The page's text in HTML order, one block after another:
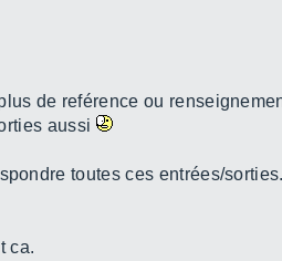
de reférence ou
aussi
toutes ces entrées/sorties.
ca.